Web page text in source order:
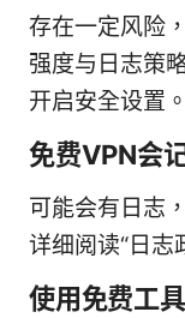
存在一定风险
强度与日志策
开启安全设置。
免费VPN会
可能会有日志
详细阅读“日志
使用免费工